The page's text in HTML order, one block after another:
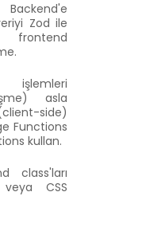
Zod ile
asla
side)
Functions
kullan.
class'ları
CSS